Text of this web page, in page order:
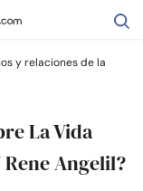
y relaciones de la
La Vida
Angelil?